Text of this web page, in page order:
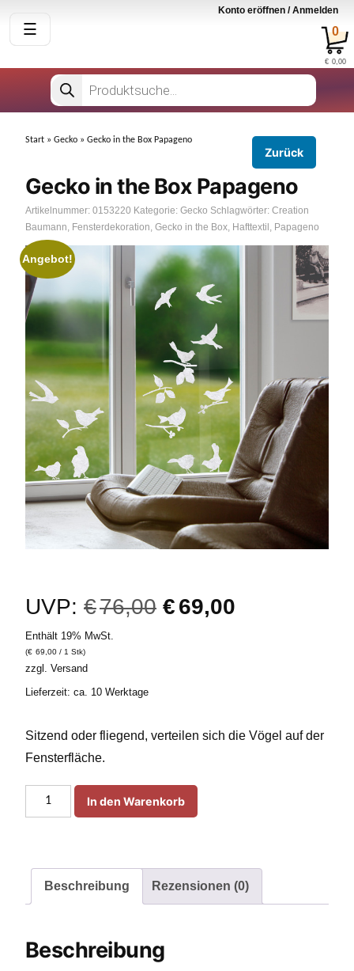
Konto eröffnen / Anmelden
☰
☰
Teppiche Tapeten
Vorhänge
Gecko
HygieneschutzAccessoires
zurück zur
Homepage
0
€ 0,00
Products
search
Start » Gecko » Gecko in the Box Papageno
Gecko in the Box Papageno
Artikelnummer: 0153220 Kategorie: Gecko Schlagwörter: Creation
Baumann Fensterdekoration Gecko in the Box Hafttextil Papageno
Zurück
Angebot!
UVP: €76,00 Ursprünglicher
€76,00
€69,00
€69,00.
Enthält 19% MwSt.
(€ 69,00 / 1 Stk)
zzgl. Versand
Lieferzeit: ca. 10 Werktage
Sitzend oder fliegend, verteilen sich die Vögel auf der
Fensterfläche.
Gecko
in
Papageno
Menge
In den Warenkorb
Beschreibung Rezensionen (0)
Beschreibung